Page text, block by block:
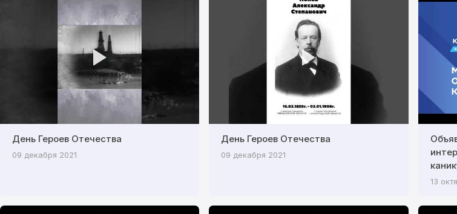
День Героев Отечества
09 декабря 2021
День Героев Отечества
09 декабря 2021
13